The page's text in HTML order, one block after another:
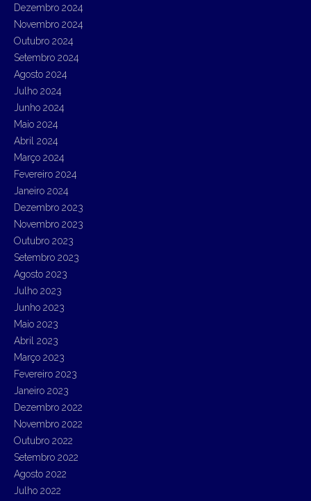
Dezembro 2024
Novembro 2024
Outubro 2024
Setembro 2024
Agosto 2024
Julho 2024
Junho 2024
Maio 2024
Abril 2024
Março 2024
Fevereiro 2024
Janeiro 2024
Dezembro 2023
Novembro 2023
Outubro 2023
Setembro 2023
Agosto 2023
Julho 2023
Junho 2023
Maio 2023
Abril 2023
Março 2023
Fevereiro 2023
Janeiro 2023
Dezembro 2022
Novembro 2022
Outubro 2022
Setembro 2022
Agosto 2022
Julho 2022